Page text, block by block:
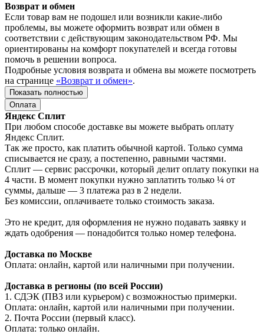
Возврат и обмен
Если товар вам не подошел или возникли какие-либо
проблемы, вы можете оформить возврат или обмен в
соответствии с действующим законодательством РФ. Мы
ориентированы на комфорт покупателей и всегда готовы
помочь в решении вопроса.
Подробные условия возврата и обмена вы можете посмотреть
на странице «Возврат и обмен».
Показать полностью
Оплата
Яндекс Сплит
При любом способе доставке вы можете выбрать оплату
Яндекс Сплит.
Так же просто, как платить обычной картой. Только сумма
списывается не сразу, а постепенно, равными частями.
Сплит — сервис рассрочки, который делит оплату покупки на
4 части. В момент покупки нужно заплатить только ¼ от
суммы, дальше — 3 платежа раз в 2 недели.
Без комиссии, оплачиваете только стоимость заказа.
Это не кредит, для оформления не нужно подавать заявку и
ждать одобрения — понадобится только номер телефона.
Доставка по Москве
Оплата: онлайн, картой или наличными при получении.
Доставка в регионы (по всей России)
1. СДЭК (ПВЗ или курьером) с возможностью примерки.
Оплата: онлайн, картой или наличными при получении.
2. Почта России (первый класс).
Оплата: только онлайн.